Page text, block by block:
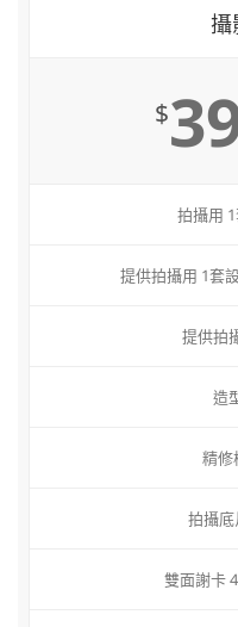
攝
$
拍攝用
提供拍攝用 1套
提供拍
造
精修
拍攝
雙面謝卡